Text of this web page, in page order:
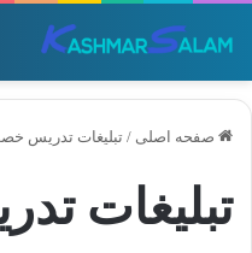
صفحه اصلی /تبلیغات تدریس
تبلیغات